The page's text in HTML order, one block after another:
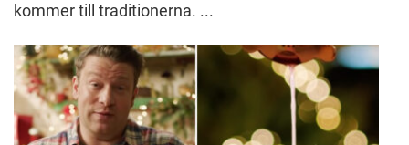
kommer till traditionerna. ...